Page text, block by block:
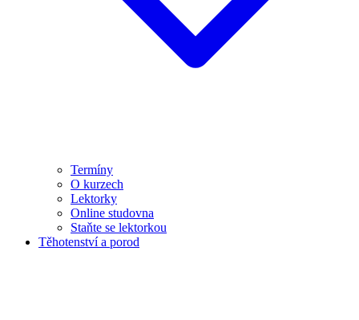
Termíny
O kurzech
Lektorky
Online studovna
Staňte se lektorkou
Těhotenství a porod